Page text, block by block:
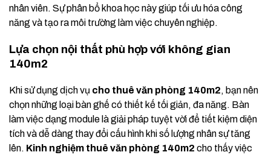
nhân viên. Sự phân bổ khoa học này giúp tối ưu hóa công
năng và tạo ra môi trường làm việc chuyên nghiệp.
Lựa chọn nội thất phù hợp với không gian
140m2
Khi sử dụng dịch vụ cho thuê văn phòng 140m2, bạn nên
chọn những loại bàn ghế có thiết kế tối giản, đa năng. Bàn
làm việc dạng module là giải pháp tuyệt vời để tiết kiệm diện
tích và dễ dàng thay đổi cấu hình khi số lượng nhân sự tăng
lên. Kinh nghiệm thuê văn phòng 140m2 cho thấy việc